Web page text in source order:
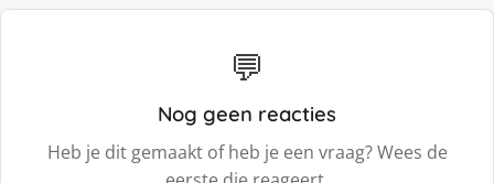
💬
Nog geen reacties
Heb je dit gemaakt of heb je een vraag? Wees de